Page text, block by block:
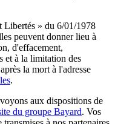
Libertés » du 6/01/1978
peuvent donner lieu à
d'effacement,
et à la limitation des
la mort à l'adresse
.
aux dispositions de
du groupe Bayard. Vos